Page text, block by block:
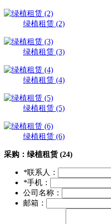
绿植租赁 (2)
绿植租赁 (3)
绿植租赁 (4)
绿植租赁 (5)
绿植租赁 (6)
采购： 绿植租赁 (24)
*联系人：
*手机：
公司名称：
邮箱：